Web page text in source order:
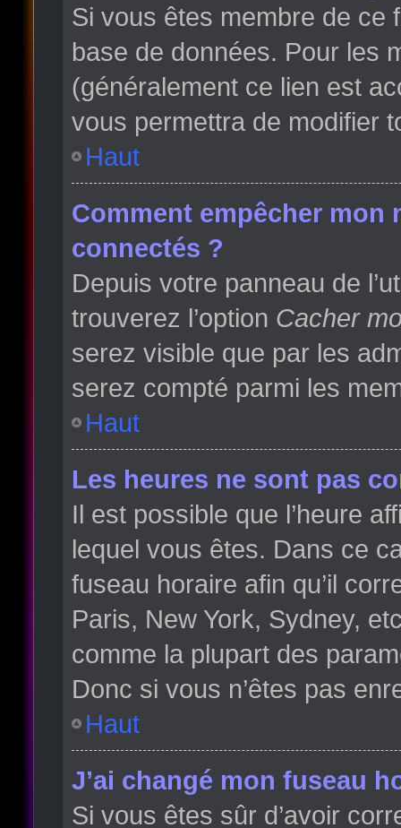
Si vous êtes membre de ce
base de données. Pour les
(généralement ce lien est
vous permettra de modifier
Haut
Comment empêcher mon
connectés ?
Depuis votre panneau de
trouverez l’option Cacher
serez visible que par les
serez compté parmi les
Haut
Les heures ne sont pas
Il est possible que l’heure
lequel vous êtes. Dans ce
fuseau horaire afin qu’il
Paris, New York, Sydney,
comme la plupart des
Donc si vous n’êtes pas
Haut
J’ai changé mon fuseau
Si vous êtes sûr d’avoir